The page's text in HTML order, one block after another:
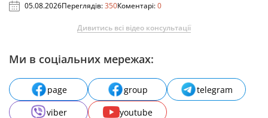
05.08.2026Переглядів:350Коментарі:0
Дивитись всі відео консультації
Ми в соціальних мережах:
page group
telegram
viber
youtube